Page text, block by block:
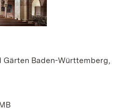
Baden-Württemberg,